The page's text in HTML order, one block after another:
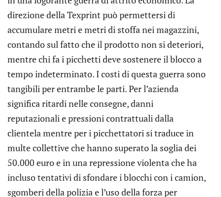
direzione della Texprint può permettersi di
accumulare metri e metri di stoffa nei magazzini,
contando sul fatto che il prodotto non si deteriori,
mentre chi fa i picchetti deve sostenere il blocco a
tempo indeterminato. I costi di questa guerra sono
tangibili per entrambe le parti. Per l’azienda
significa ritardi nelle consegne, danni
reputazionali e pressioni contrattuali dalla
clientela mentre per i picchettatori si traduce in
multe collettive che hanno superato la soglia dei
50.000 euro e in una repressione violenta che ha
incluso tentativi di sfondare i blocchi con i camion,
sgomberi della polizia e l’uso della forza per